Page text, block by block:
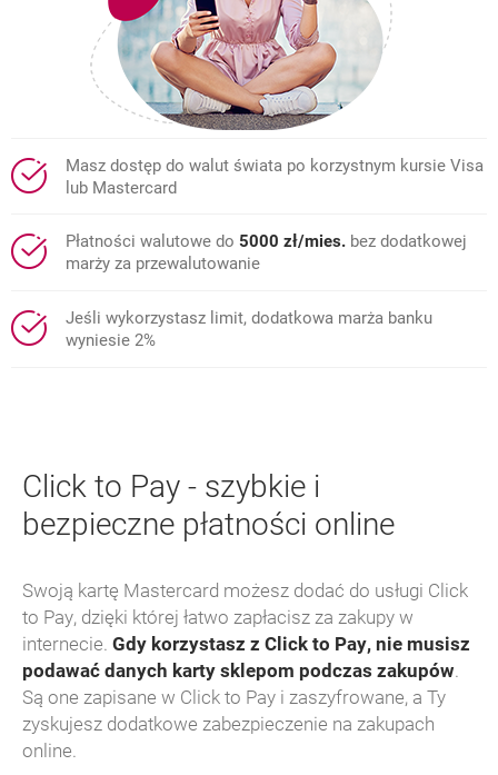
Masz dostęp do walut świata po korzystnym kursie Visa
lub Mastercard
Płatności walutowe do 5000 zł/mies. bez dodatkowej
marży za przewalutowanie
Jeśli wykorzystasz limit, dodatkowa marża banku
wyniesie 2%
Click to Pay - szybkie i
bezpieczne płatności online
Swoją kartę Mastercard możesz dodać do usługi Click
to Pay, dzięki której łatwo zapłacisz za zakupy w
internecie. Gdy korzystasz z Click to Pay, nie musisz
podawać danych karty sklepom podczas zakupów.
Są one zapisane w Click to Pay i zaszyfrowane, a Ty
zyskujesz dodatkowe zabezpieczenie na zakupach
online.